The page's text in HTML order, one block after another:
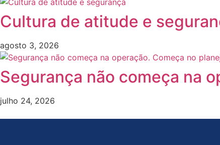
Cultura de atitude e
agosto 3, 2026
Segurança não começa na
julho 24, 2026